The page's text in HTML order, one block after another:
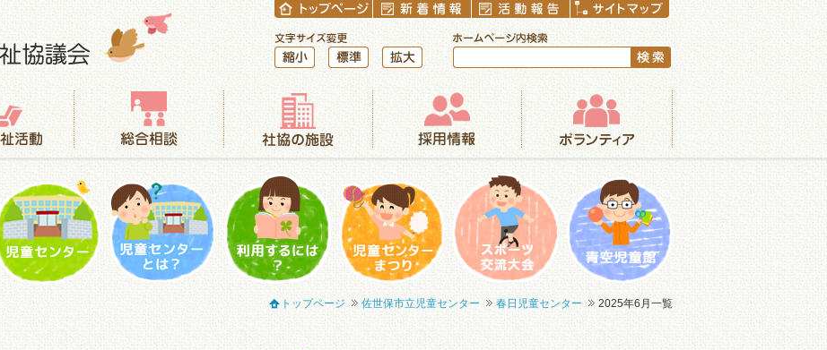
縮小 標準
総合相談 社協の施設 採用情報 ボランティア
トップページ
佐世保市立児童センター 春日児童センター 2025年6月一覧